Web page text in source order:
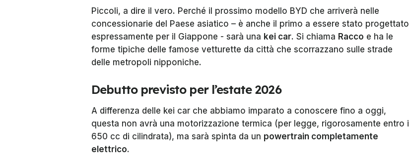
Piccoli, a dire il vero. Perché il prossimo modello BYD che arriverà nelle
concessionarie del Paese asiatico – è anche il primo a essere stato progettato
espressamente per il Giappone - sarà una kei car. Si chiama Racco e ha le
forme tipiche delle famose vetturette da città che scorrazzano sulle strade
delle metropoli nipponiche.
Debutto previsto per l’estate 2026
A differenza delle kei car che abbiamo imparato a conoscere fino a oggi,
questa non avrà una motorizzazione termica (per legge, rigorosamente entro i
650 cc di cilindrata), ma sarà spinta da un powertrain completamente
elettrico.